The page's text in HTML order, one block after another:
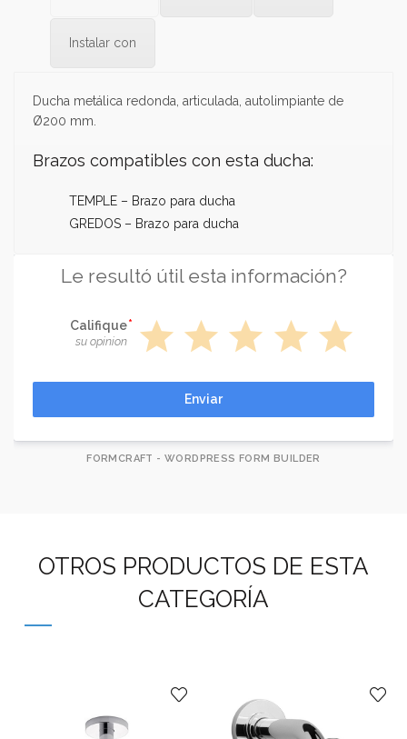
Instalar con
Ducha metálica redonda, articulada, autolimpiante de
Ø200 mm.
Brazos compatibles con esta ducha:
TEMPLE – Brazo para ducha
GREDOS – Brazo para ducha
Le resultó útil esta información?
Califique
su opinion star star star star star
Enviar
FORMCRAFT - WORDPRESS FORM BUILDER
OTROS PRODUCTOS DE ESTA
CATEGORÍA